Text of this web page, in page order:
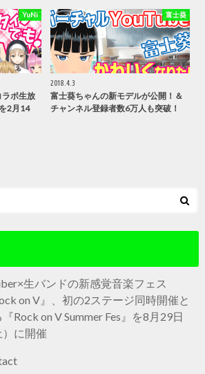
YuNi
ラボ生放
2月14
富士葵
2018.4.3
富士葵ちゃんの新モデルが公開！＆
チャンネル登録者数6万人も突破！
生バンドの新感覚音楽フェス
on V』、初の2ステージ同時開催と
Rock on V Summer Fes』を8月29日
）に開催